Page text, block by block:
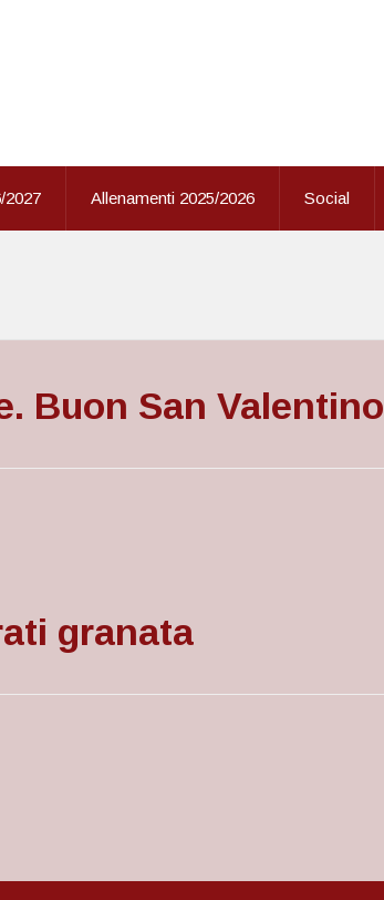
2027 Allenamenti 2025/2026 Social
Buon San Valentino
granata